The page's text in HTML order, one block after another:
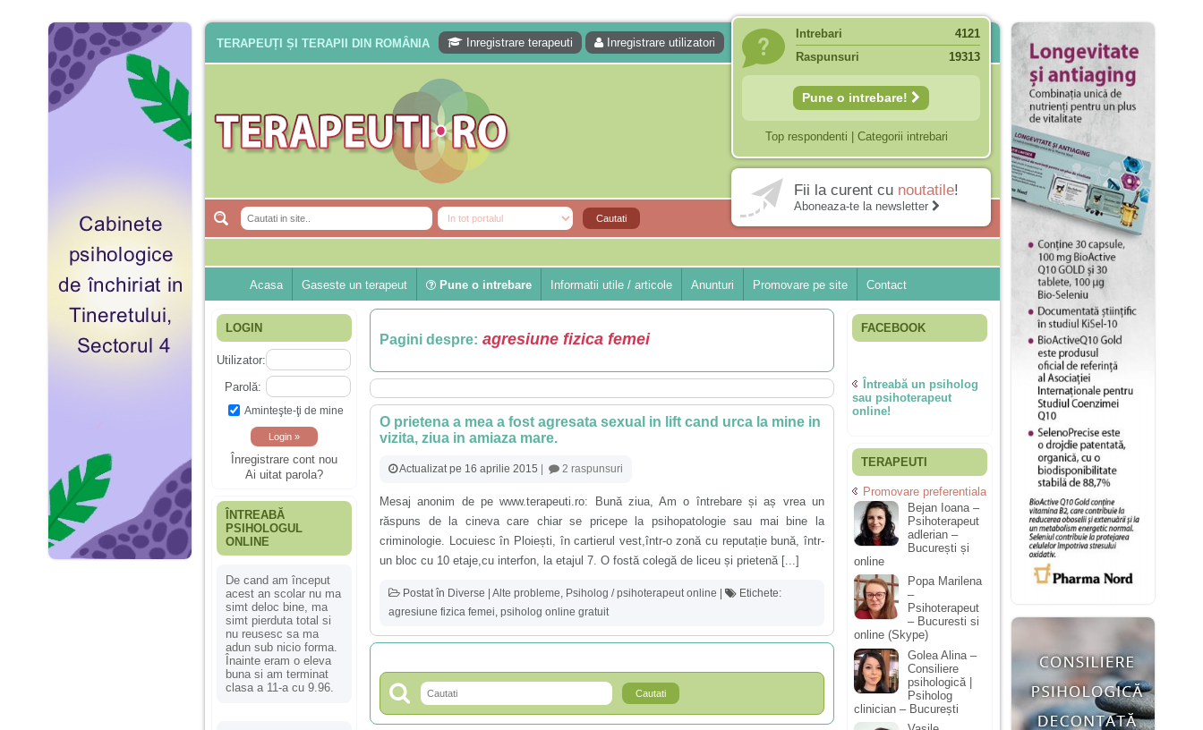
TERAPEUȚI ȘI TERAPII DIN ROMÂNIA Inregistrare terapeuti Inregistrare utilizatori
Intrebari
4121
Raspunsuri
19313
Pune o intrebare!
Top respondenti Categorii intrebari
Fii la curent cu noutatile!
Aboneaza-te la newsletter
Acasa Gaseste un terapeut Pune o intrebare Informatii utile / articole Anunturi Promovare pe site Contact
LOGIN
Utilizator:
Parolă:
Aminteşte-ţi de mine
Înregistrare cont nou
Ai uitat parola?
ÎNTREABĂ
PSIHOLOGUL
ONLINE
De cand am început
acest an scolar nu ma
simt deloc bine, ma
simt pierduta total si
nu reusesc sa ma
adun sub nicio forma.
Înainte eram o eleva
buna si am terminat
clasa a 11-a cu 9.96.
Pagini despre: agresiune fizica femei
O prietena a mea a fost agresata sexual in lift cand urca la mine in
vizita, ziua in amiaza mare.
Actualizat pe 16 aprilie 2015 | 2 raspunsuri
Mesaj anonim de pe www.terapeuti.ro: Bună ziua, Am o întrebare și aș vrea un
răspuns de la cineva care chiar se pricepe la psihopatologie sau mai bine la
criminologie. Locuiesc în Ploiești, în cartierul vest,într-o zonă cu reputație bună, într-
un bloc cu 10 etaje,cu interfon, la etajul 7. O fostă colegă de liceu și prietenă [...]
Postat în Diverse | Alte probleme Psiholog / psihoterapeut online |
Etichete:
agresiune fizica femei psiholog online gratuit
FACEBOOK
Întreabă un psiholog
sau psihoterapeut
online!
TERAPEUTI
Promovare preferentiala
Bejan Ioana –
Psihoterapeut
adlerian –
București și
online
Popa Marilena
–
Psihoterapeut
– Bucuresti si
online (Skype)
Golea Alina –
Consiliere
psihologică |
Psiholog
clinician – București